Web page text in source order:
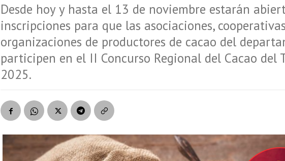
Desde hoy y hasta el 13 de noviembre estarán
inscripciones para que las asociaciones,
organizaciones de productores de cacao del
participen en el II Concurso Regional del Cacao del
2025.